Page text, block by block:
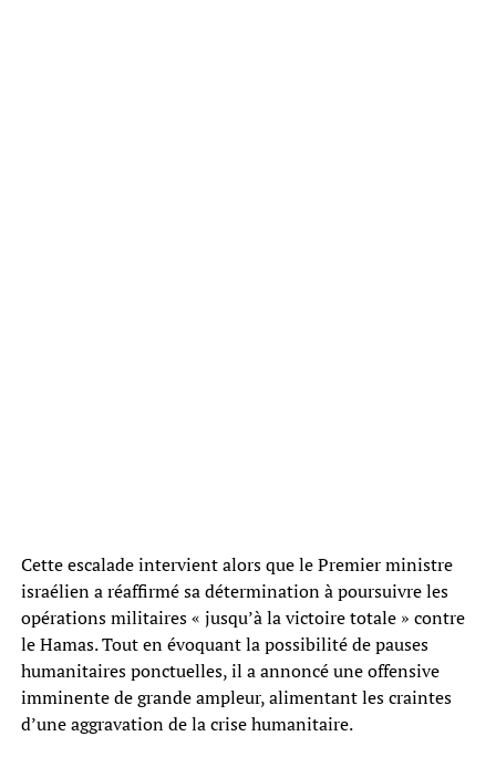
Cette escalade intervient alors que le Premier ministre
israélien a réaffirmé sa détermination à poursuivre les
opérations militaires « jusqu’à la victoire totale » contre
le Hamas. Tout en évoquant la possibilité de pauses
humanitaires ponctuelles, il a annoncé une offensive
imminente de grande ampleur, alimentant les craintes
d’une aggravation de la crise humanitaire.